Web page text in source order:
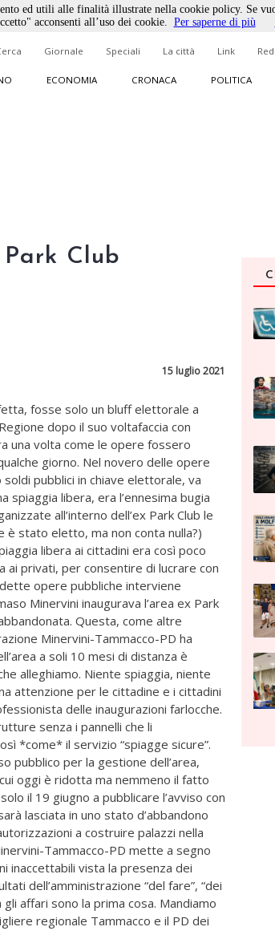
Giornale Speciali La città Link
ECONOMIA CRONACA POLITICA
Club
15 luglio 2021
fosse solo un bluff elettorale a
dopo il suo voltafaccia con
una volta come le opere fossero
giorno. Nel novero delle opere
pubblici in chiave elettorale, va
spiaggia libera, era l’ennesima bugia
all’interno dell’ex Park Club le
stato eletto, ma non conta nulla?)
libera ai cittadini era così poco
privati, per consentire di lucrare con
opere pubbliche interviene
Minervini inaugurava l’area ex Park
Questa, come altre
Minervini-Tammacco-PD ha
a soli 10 mesi di distanza è
alleghiamo. Niente spiaggia, niente
attenzione per le cittadine e i cittadini
delle inaugurazioni farlocche.
senza i pannelli che li
*come* il servizio “spiagge sicure”.
pubblico per la gestione dell’area,
oggi è ridotta ma nemmeno il fatto
il 19 giugno a pubblicare l’avviso con
lasciata in uno stato d’abbandono
a costruire palazzi nella
Tammacco-PD mette a segno
inaccettabili vista la presenza dei
dell’amministrazione “del fare”, “dei
affari sono la prima cosa. Mandiamo
regionale Tammacco e il PD dei
ed utili alle finalità illustrate nella cookie policy. Se
acconsenti all’uso dei cookie. Per saperne di più